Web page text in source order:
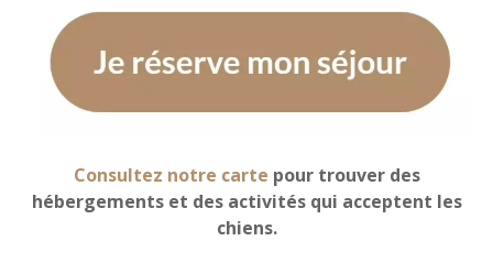
Consultez notre carte pour trouver des
hébergements et des activités qui acceptent les
chiens.